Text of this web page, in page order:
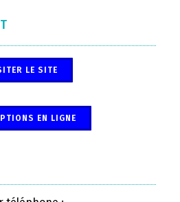
LE SITE
EN LIGNE